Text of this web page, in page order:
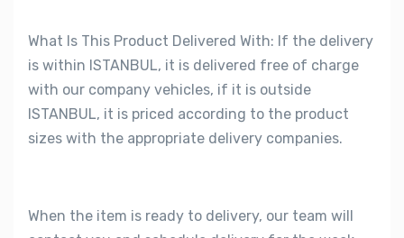
What Is This Product Delivered With: If the delivery
is within ISTANBUL, it is delivered free of charge
with our company vehicles, if it is outside
ISTANBUL, it is priced according to the product
sizes with the appropriate delivery companies.
When the item is ready to delivery, our team will